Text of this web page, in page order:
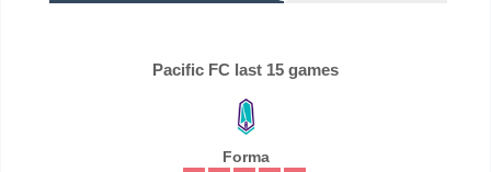
Pacific FC last 15 games
Forma